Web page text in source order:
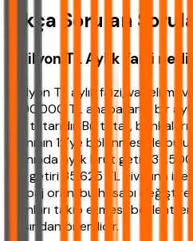
Sıkça Sorulan
1 Milyon TL Aylık Faizi
1 milyon TL aylık faizi, vadeli
1.000.000 TL anaparanın bir
faiz tutarıdır. Bu tutar,
oranının 12'ye bölünmesiyle
oranında aylık brüt getiri
net getiri 35.625 TL civarına
stopaj oranı bu hesabı
oranları takip etmesi,
açısından önemlidir.